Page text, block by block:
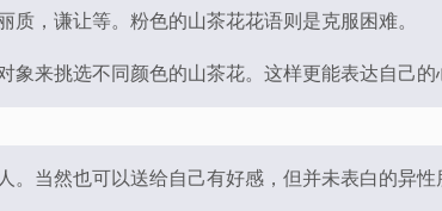
，谦让等。粉色的山茶花花语则是克服困难。
来挑选不同颜色的山茶花。这样更能表达自己的
。当然也可以送给自己有好感，但并未表白的异性